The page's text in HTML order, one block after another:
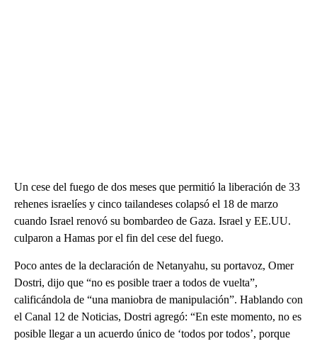
Un cese del fuego de dos meses que permitió la liberación de 33
rehenes israelíes y cinco tailandeses colapsó el 18 de marzo
cuando Israel renovó su bombardeo de Gaza. Israel y EE.UU.
culparon a Hamas por el fin del cese del fuego.
Poco antes de la declaración de Netanyahu, su portavoz, Omer
Dostri, dijo que “no es posible traer a todos de vuelta”,
calificándola de “una maniobra de manipulación”. Hablando con
el Canal 12 de Noticias, Dostri agregó: “En este momento, no es
posible llegar a un acuerdo único de ‘todos por todos’, porque